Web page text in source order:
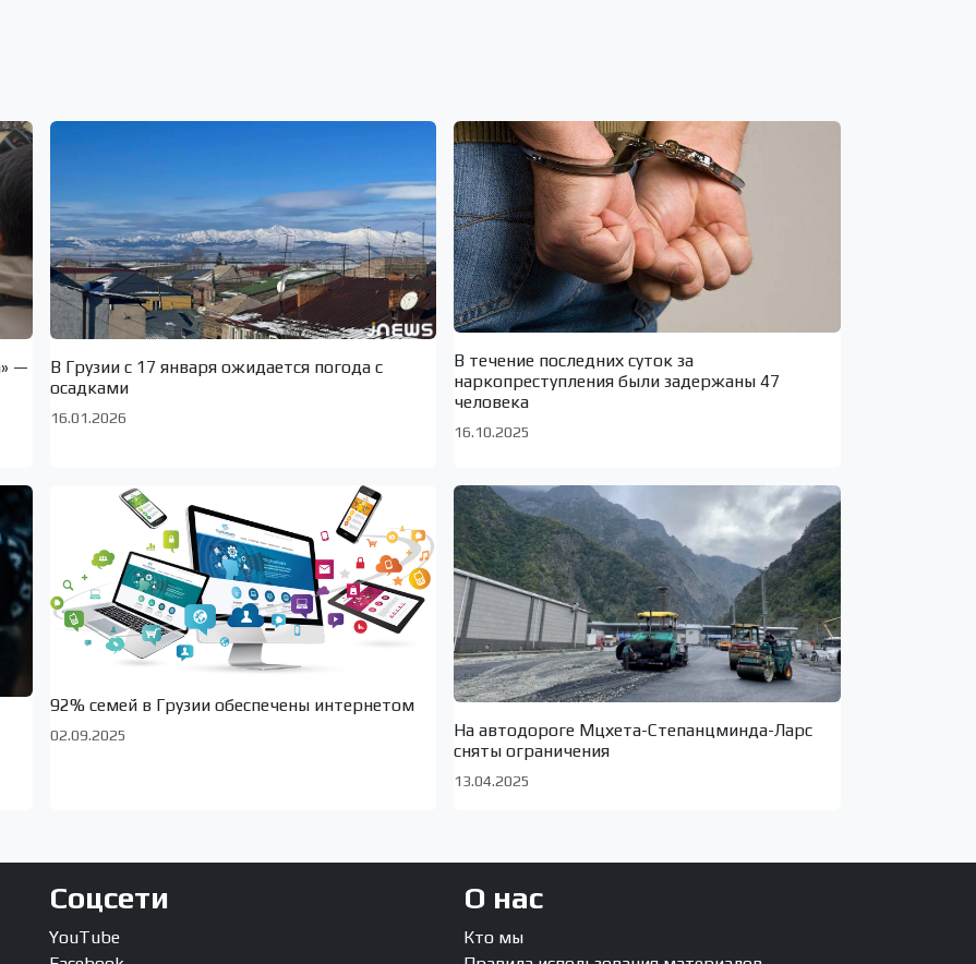
—
В Грузии с 17 января ожидается погода с
осадками
16.01.2026
В течение последних суток за
наркопреступления были задержаны 47
человека
16.10.2025
92% семей в Грузии обеспечены интернетом
02.09.2025
На автодороге Мцхета-Степанцминда-Ларс
сняты ограничения
13.04.2025
Соцсети
YouTube
О нас
Кто мы